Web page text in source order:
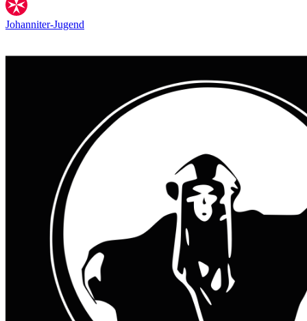
Johanniter-Jugend